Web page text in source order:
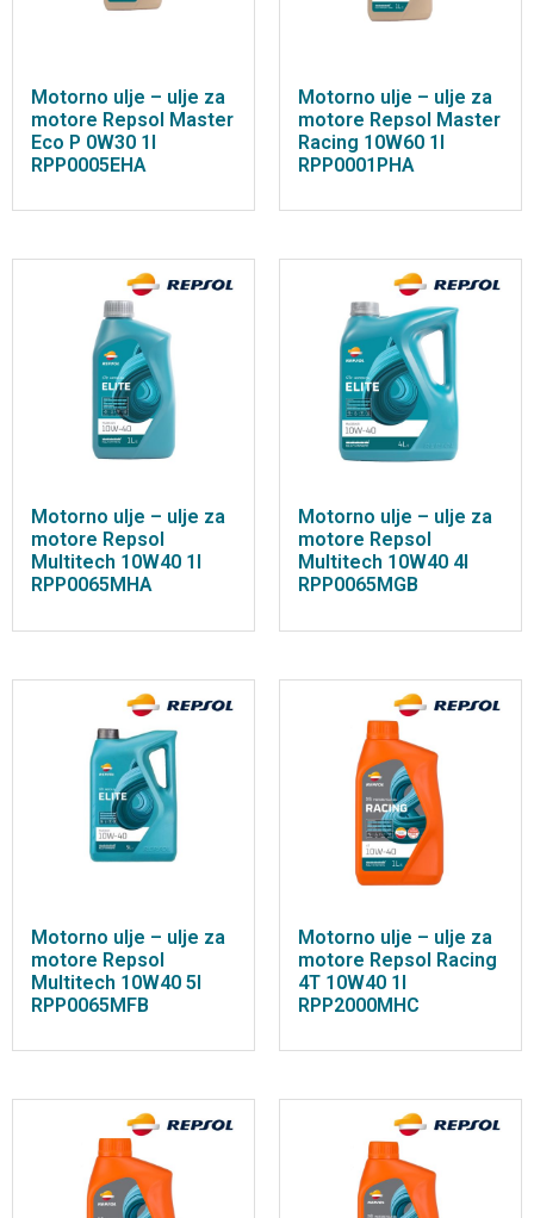
Motorno ulje – ulje za
motore Repsol Master
Eco P 0W30 1l
RPP0005EHA
Motorno ulje – ulje za
motore Repsol Master
Racing 10W60 1l
RPP0001PHA
Motorno ulje – ulje za
motore Repsol
Multitech 10W40 1l
RPP0065MHA
Motorno ulje – ulje za
motore Repsol
Multitech 10W40 4l
RPP0065MGB
Motorno ulje – ulje za
motore Repsol
Multitech 10W40 5l
RPP0065MFB
Motorno ulje – ulje za
motore Repsol Racing
4T 10W40 1l
RPP2000MHC